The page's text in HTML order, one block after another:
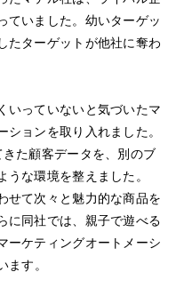
ていました。幼いターゲッ
たターゲットが他社に奪わ
いっていないと気づいたマ
ョンを取り入れました。
た顧客データを、別のブ
な環境を整えました。
せて次々と魅力的な商品を
に同社では、親子で遊べる
ーケティングオートメーシ
ます。